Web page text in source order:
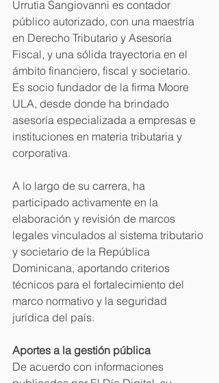
Urrutia Sangiovanni es contador
público autorizado, con una maestría
en Derecho Tributario y Asesoría
Fiscal, y una sólida trayectoria en el
ámbito financiero, fiscal y societario.
Es socio fundador de la firma Moore
ULA, desde donde ha brindado
asesoría especializada a empresas e
instituciones en materia tributaria y
corporativa.
A lo largo de su carrera, ha
participado activamente en la
elaboración y revisión de marcos
legales vinculados al sistema tributario
y societario de la República
Dominicana, aportando criterios
técnicos para el fortalecimiento del
marco normativo y la seguridad
jurídica del país.
Aportes a la gestión pública
De acuerdo con informaciones